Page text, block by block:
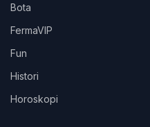
Bota
FermaVIP
Fun
Histori
Horoskopi